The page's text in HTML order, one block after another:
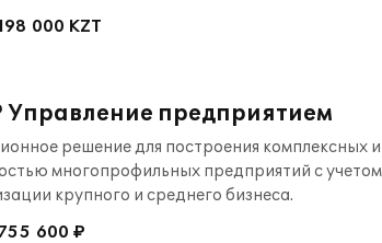
000 KZT
Управление предприятием
решение для построения комплексных
многопрофильных предприятий с
крупного и среднего бизнеса.
600 ₽